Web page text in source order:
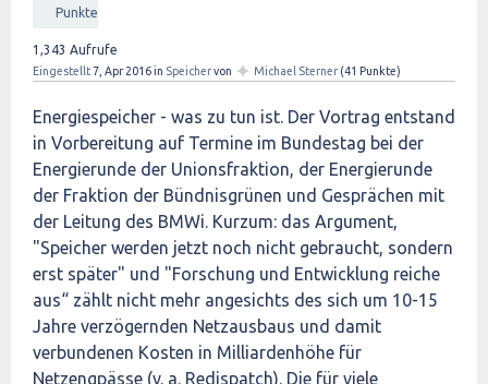
Punkte
1,343 Aufrufe
Eingestellt7, Apr 2016in Speichervon ✦ Michael Sterner (41 Punkte)
Energiespeicher - was zu tun ist. Der Vortrag entstand
in Vorbereitung auf Termine im Bundestag bei der
Energierunde der Unionsfraktion, der Energierunde
der Fraktion der Bündnisgrünen und Gesprächen mit
der Leitung des BMWi. Kurzum: das Argument,
"Speicher werden jetzt noch nicht gebraucht, sondern
erst später" und "Forschung und Entwicklung reiche
aus“ zählt nicht mehr angesichts des sich um 10-15
Jahre verzögernden Netzausbaus und damit
verbundenen Kosten in Milliardenhöhe für
Netzengpässe (v. a. Redispatch). Die für viele